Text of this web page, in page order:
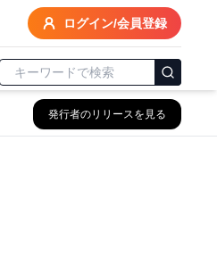
ログイン/会員登録
発行者のリリースを見る